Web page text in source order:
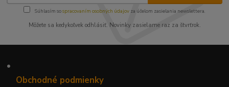
Súhlasím sospracovaním osobných údajov za účelom zasielania newslettera.
Môžete sa kedykoľvek odhlásiť. Novinky zasielame raz za štvrťrok.
•
Obchodné podmienky